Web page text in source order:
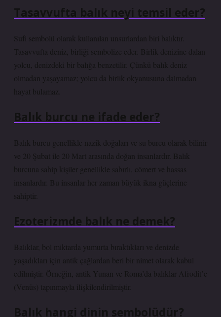
Tasavvufta balık neyi temsil eder?
Sufi sembolü olarak kullanılan unsurlardan biri balıktır.
Tasavvufta deniz, birliği sembolize eder. Birlik denizine dalan
yolcu, denizdeki bir balığa benzetilir. Çünkü balık deniz
olmadan yaşayamaz; yolcu da birlik okyanusuna dalmadan
hayat bulamaz.
Balık burcu ne ifade eder?
Balık burcu genellikle nazik doğaları ve su burcu olarak bilinir
ve 20 Şubat ile 20 Mart arasında doğan insanlardır. Balık
burcuna sahip kişiler genellikle sabırlı, cömert ve hassas
insanlardır. Bu insanlar her zaman büyük ikna güçlerine
sahiptir.
Ezoterizmde balık ne demek?
Balıklar, bol miktarda yumurta bıraktıkları ve denizde
yaşadıkları için antik çağlardan beri bir nimet olarak kabul
edilmiştir. Örneğin, antik Yunan ve Roma’da balıklar Afrodit’e
(Venüs) tapınmayla ilişkilendirilmiştir.
Balık hangi dinin sembolüdür?